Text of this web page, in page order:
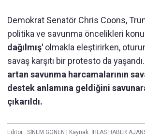
Demokrat Senatör Chris Coons,
politika ve savunma öncelikleri
dağılmış' olmakla eleştirirken,
savaş karşıtı bir protesto da yaşandı.
artan savunma harcamalarının
destek anlamına geldiğini
çıkarıldı.
Editör : SİNEM GÖNEN | Kaynak: İHLAS HABER